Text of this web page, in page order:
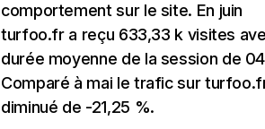
comportement sur le site. En juin
turfoo.fr a reçu 633,33 k visites
durée moyenne de la session de
Comparé à mai le trafic sur
diminué de -21,25 %.